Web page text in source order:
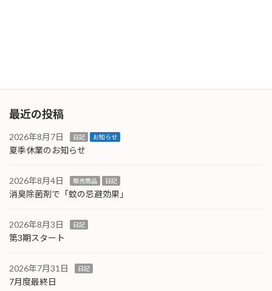
最近の投稿
2026年8月7日 日記 お知らせ
夏季休業のお知らせ
2026年8月4日 販売商品 日記
消臭除菌剤で「蚊の忌避効果」
2026年8月3日 日記
第3期スタート
2026年7月31日 日記
7月度最終日